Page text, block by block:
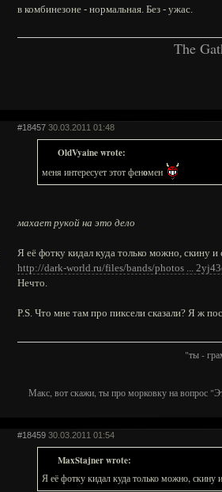
в комбинезоне - нормальная. Без - ужас.
The
#18457 30.03.2011 01:48
OldVyaine wrote:
меня интересует этот феномен
махает рукой на это дело
Я её фотку кидал куда только можно, скину и
http://dark-world.ru/files/bands/photos ...
Нечто.
P.S. Что мне там про пиксели сказали? Я ж
"ты -
Макс, вот скажи, ты про морковку на вопрос
#18459 30.03.2011 01:54
MaxStajner wrote:
Я её фотку кидал куда только можно, скину